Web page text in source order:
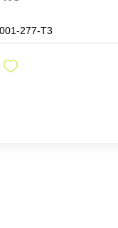
001-277-T3